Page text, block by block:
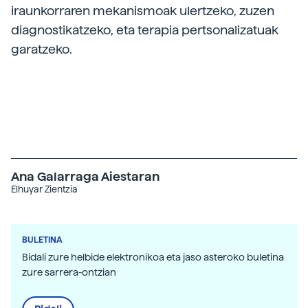
iraunkorraren mekanismoak ulertzeko, zuzen
diagnostikatzeko, eta terapia pertsonalizatuak
garatzeko.
Ana Galarraga Aiestaran
Elhuyar Zientzia
BULETINA
Bidali zure helbide elektronikoa eta jaso asteroko buletina
zure sarrera-ontzian